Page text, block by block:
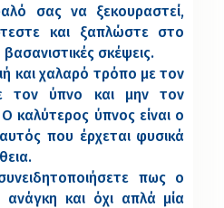
σας να ξεκουραστεί,
και ξαπλώστε στο
σκέψεις.
και χαλαρό τρόπο με τον
τον ύπνο και μην τον
Ο καλύτερος ύπνος είναι ο
που έρχεται φυσικά
πως ο
ανάγκη και όχι απλά μία